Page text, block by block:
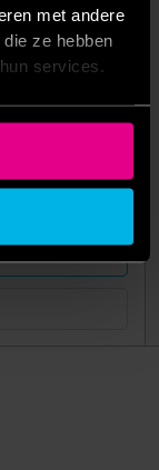
met andere
ze hebben
services.